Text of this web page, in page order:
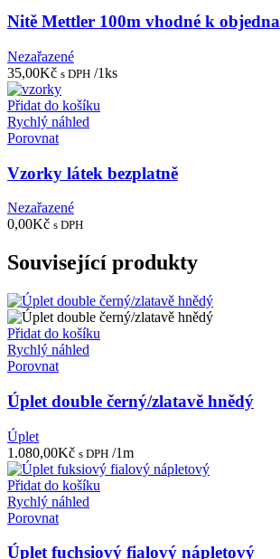
Nitě Mettler 100m vhodné k
Nezařazené
35,00Kč s DPH /1ks
Přidat do košíku
Rychlý náhled
Porovnat
Vzorky látek bezplatně
Nezařazené
0,00Kč s DPH
Související produkty
Přidat do košíku
Rychlý náhled
Porovnat
Úplet double černý/zlatavě hnědý
Úplet
1.080,00Kč s DPH /1m
Přidat do košíku
Rychlý náhled
Porovnat
Úplet fuchsiový fialový nápletový